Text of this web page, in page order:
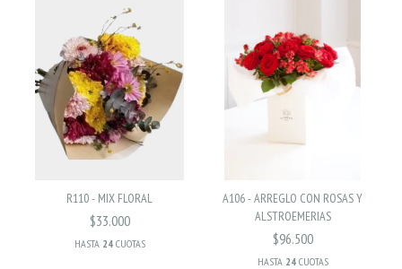
R110 - MIX FLORAL
$33.000
HASTA 24CUOTAS
A106 - ARREGLO CON ROSAS Y
ALSTROEMERIAS
$96.500
HASTA 24CUOTAS